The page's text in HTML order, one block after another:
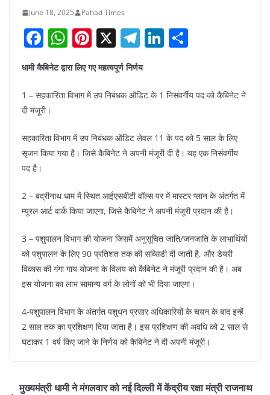
June 18, 2025 Pahad Times
F
a
c
e
b
o
o
W
h
at
s
p
p
Pi
er
e
X T
e
gr
m
Li
e
n
e
धामी कैबिनेट द्वारा लिए गए महत्वपूर्ण निर्णय
1 – सहकारिता विभाग में उप निबंधक ऑडिट के 1 निसंवर्गीय पद को कैबिनेट ने
दी मंजूरी।
सहकारिता विभाग में उप निबंधक ऑडिट लेवल 11 के पद को 5 साल के लिए
सृजन किया गया है। जिसे कैबिनेट ने अपनी मंजूरी दी है। यह एक निसंवर्गीय
पद है।
2 – बद्रीनाथ धाम में स्थित आईएसबीटी वॉल्स पर में मास्टर प्लान के अंतर्गत में
म्यूरल आर्ट वार्क किया जाएगा, जिसे कैबिनेट ने अपनी मंजूरी प्रदान की है।
3 – पशुपालन विभाग की योजना जिसमें अनुसूचित जाति/जनजाति के लाभार्थियों
को पशुपालन के लिए 90 प्रतिशत तक की सब्सिडी दी जाती है, और डेयरी
विकास की गंगा गाय योजना के विलय को कैबिनेट ने मंजूरी प्रदान की है। अब
इस योजना का लाभ सामान्य वर्ग के लोगों को भी दिया जाएगा।
4-पशुपालन विभाग के अंतर्गत पशुधन प्रसार अधिकारियों के चयन के बाद इन्हें
2 साल तक का प्रशिक्षण दिया जाता है। इस प्रशिक्षण की अवधि को 2 साल से
घटाकर 1 वर्ष किए जाने के निर्णय को कैबिनेट ने दी अपनी मंजूरी।
मुख्यमंत्री धामी ने मंगलवार को नई दिल्ली में केंद्रीय रक्षा मंत्री राजनाथ